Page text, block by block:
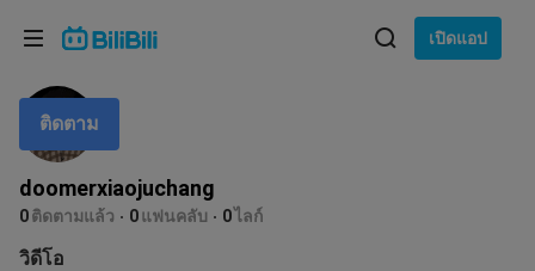
เปิดแอป
doomerxiaojuchang
0ติดตามแล้ว 0แฟนคลับ 0ไลก์
ติดตาม
วิดีโอ
ภาษา: ภาษาไทย
ข้าสู่
ะบบ
เลือกภาษา
English
ภาษาไทย
Tiếng Việt